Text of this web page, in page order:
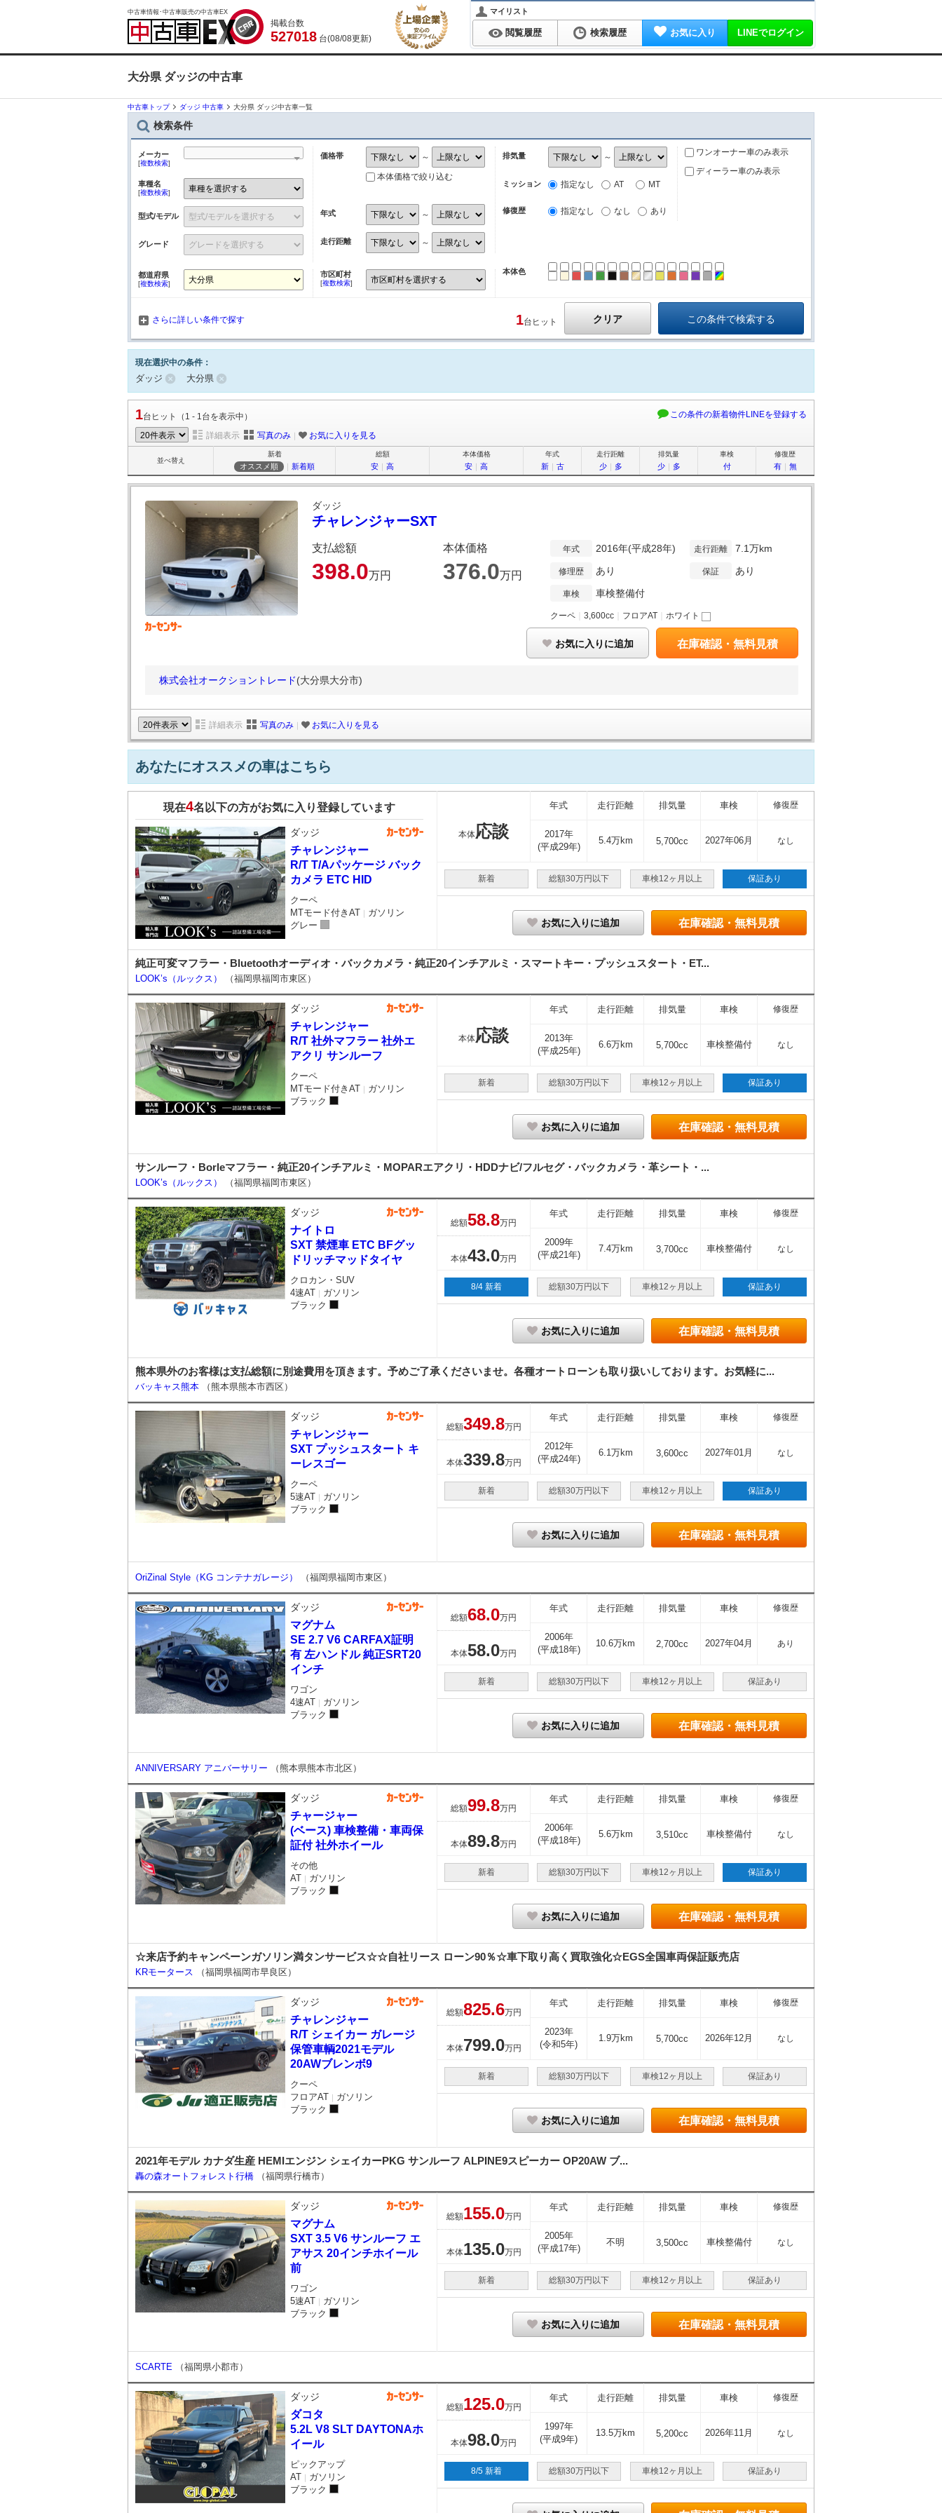
中古車情報･中古車販売の中古車EX
掲載台数
527018 台(08/08更新)
マイリスト
閲覧履歴 検索履歴 お気に入り LINEでログイン
大分県 ダッジの中古車
中古車トップ ダッジ 中古車 大分県 ダッジ中古車一覧
検索条件
メーカー
[複数検索]
車種名
[複数検索]
型式/モデル
グレード
価格帯 ～
本体価格で絞り込む
年式 ～
走行距離 ～
排気量 ～
ミッション 指定なし AT MT
修復歴 指定なし なし あり
ワンオーナー車のみ表示
ディーラー車のみ表示
都道府県
[複数検索]
市区町村
[複数検索]
本体色
レッドブルーグリーン
ブラック
ブラウンゴールド パープル
グレー
さらに詳しい条件で探す クリア
1台ヒット
現在選択中の条件：
ダッジ 大分県
1台ヒット（1 - 1台を表示中） この条件の新着物件LINEを登録する
詳細表示 写真のみ ｜ お気に入りを見る
並べ替え
新着
オススメ順 ｜ 新着順
総額
安 ｜ 高
本体価格
安 ｜ 高
年式
新｜ 古
走行距離
少｜ 多
排気量
少｜ 多
車検
付
修復歴
有｜ 無
ダッジ
チャレンジャーSXT
支払総額
398.0万円
本体価格
376.0万円
年式 2016年(平成28年)
修理歴 あり
車検 車検整備付
走行距離 7.1万km
保証 あり
クーペ 3,600cc フロアAT ホワイト
お気に入りに追加 在庫確認・無料見積
株式会社オークショントレード(大分県大分市)
詳細表示 写真のみ ｜ お気に入りを見る
あなたにオススメの車はこちら
現在4名以下の方がお気に入り登録しています
ダッジ
チャレンジャー
R/T T/Aパッケージ バック
カメラ ETC HID
クーペ
MTモード付きAT ｜ ガソリン
グレー
本体応談
年式 走行距離 排気量 車検 修復歴
2017年
(平成29年)
5.4万km 5,700cc 2027年06月 なし
新着 総額30万円以下 車検12ヶ月以上 保証あり
在庫確認・無料見積
お気に入りに追加
純正可変マフラー・Bluetoothオーディオ・バックカメラ・純正20インチアルミ・スマートキー・プッシュスタート・ET...
LOOK’s（ルックス） （福岡県福岡市東区）
ダッジ
チャレンジャー
R/T 社外マフラー 社外エ
アクリ サンルーフ
クーペ
MTモード付きAT ｜ ガソリン
ブラック
本体応談
年式 走行距離 排気量 車検 修復歴
2013年
(平成25年)
6.6万km 5,700cc 車検整備付 なし
新着 総額30万円以下 車検12ヶ月以上 保証あり
在庫確認・無料見積
お気に入りに追加
サンルーフ・Borleマフラー・純正20インチアルミ・MOPARエアクリ・HDDナビ/フルセグ・バックカメラ・革シート・...
LOOK’s（ルックス） （福岡県福岡市東区）
ダッジ
ナイトロ
SXT 禁煙車 ETC BFグッ
ドリッチマッドタイヤ
クロカン・SUV
4速AT ｜ ガソリン
ブラック
総額58.8万円
本体43.0万円
年式 走行距離 排気量 車検 修復歴
2009年
(平成21年)
7.4万km 3,700cc 車検整備付 なし
8/4 新着 総額30万円以下 車検12ヶ月以上 保証あり
在庫確認・無料見積
お気に入りに追加
熊本県外のお客様は支払総額に別途費用を頂きます。予めご了承くださいませ。各種オートローンも取り扱いしております。お気軽に...
バッキャス熊本 （熊本県熊本市西区）
ダッジ
チャレンジャー
SXT プッシュスタート キ
ーレスゴー
クーペ
5速AT ｜ ガソリン
ブラック
総額349.8万円
本体339.8万円
年式 走行距離 排気量 車検 修復歴
2012年
(平成24年)
6.1万km 3,600cc 2027年01月 なし
新着 総額30万円以下 車検12ヶ月以上 保証あり
在庫確認・無料見積
お気に入りに追加
OriZinal Style（KG コンテナガレージ） （福岡県福岡市東区）
ダッジ
マグナム
SE 2.7 V6 CARFAX証明
有 左ハンドル 純正SRT20
インチ
ワゴン
4速AT ｜ ガソリン
ブラック
総額68.0万円
本体58.0万円
年式 走行距離 排気量 車検 修復歴
2006年
(平成18年)
10.6万km 2,700cc 2027年04月 あり
新着 総額30万円以下 車検12ヶ月以上 保証あり
在庫確認・無料見積
お気に入りに追加
ANNIVERSARY アニバーサリー （熊本県熊本市北区）
ダッジ
チャージャー
(ベース) 車検整備・車両保
証付 社外ホイール
その他
AT ｜ ガソリン
ブラック
総額99.8万円
本体89.8万円
年式 走行距離 排気量 車検 修復歴
2006年
(平成18年)
5.6万km 3,510cc 車検整備付 なし
新着 総額30万円以下 車検12ヶ月以上 保証あり
在庫確認・無料見積
お気に入りに追加
☆来店予約キャンペーンガソリン満タンサービス☆☆自社リース ローン90％☆車下取り高く買取強化☆EGS全国車両保証販売店
KRモータース （福岡県福岡市早良区）
ダッジ
チャレンジャー
R/T シェイカー ガレージ
保管車輌2021モデル
20AWブレンボ9
クーペ
フロアAT ｜ ガソリン
ブラック
総額825.6万円
本体799.0万円
年式 走行距離 排気量 車検 修復歴
2023年
(令和5年)
1.9万km 5,700cc 2026年12月 なし
新着 総額30万円以下 車検12ヶ月以上 保証あり
在庫確認・無料見積
お気に入りに追加
2021年モデル カナダ生産 HEMIエンジン シェイカーPKG サンルーフ ALPINE9スピーカー OP20AW ブ...
轟の森オートフォレスト行橋 （福岡県行橋市）
ダッジ
マグナム
SXT 3.5 V6 サンルーフ エ
アサス 20インチホイール
前
ワゴン
5速AT ｜ ガソリン
ブラック
総額155.0万円
本体135.0万円
年式 走行距離 排気量 車検 修復歴
2005年
(平成17年)
不明 3,500cc 車検整備付 なし
新着 総額30万円以下 車検12ヶ月以上 保証あり
在庫確認・無料見積
お気に入りに追加
SCARTE （福岡県小郡市）
ダッジ
ダコタ
5.2L V8 SLT DAYTONAホ
イール
ピックアップ
AT ｜ ガソリン
ブラック
総額125.0万円
本体98.0万円
年式 走行距離 排気量 車検 修復歴
1997年
(平成9年)
13.5万km 5,200cc 2026年11月 なし
8/5 新着 総額30万円以下 車検12ヶ月以上 保証あり